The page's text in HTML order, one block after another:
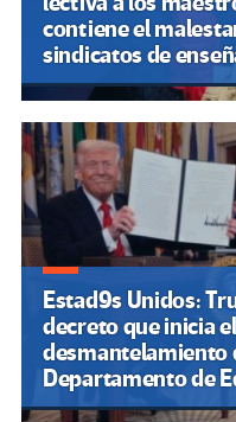
contiene el
sindicatos de
Estad9s Unidos:
decreto que inicia el
desmantelamiento
Departamento de